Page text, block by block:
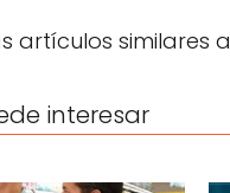
artículos similares a
interesar